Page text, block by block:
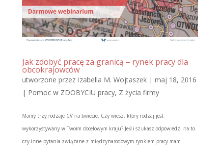
Jak zdobyć pracę za granicą – rynek pracy dla
obcokrajowców
utworzone przez Izabella M. Wojtaszek| maj 18, 2016
| Pomoc w ZDOBYCIU pracy, Z życia firmy
Mamy trzy rodzaje CV na świecie. Czy wiesz, który rodzaj jest
wykorzystywany w Twoim docelowym kraju? Jeśli szukasz odpowiedzi na to
czy inne pytania związane z międzynarodowym rynkiem pracy mam